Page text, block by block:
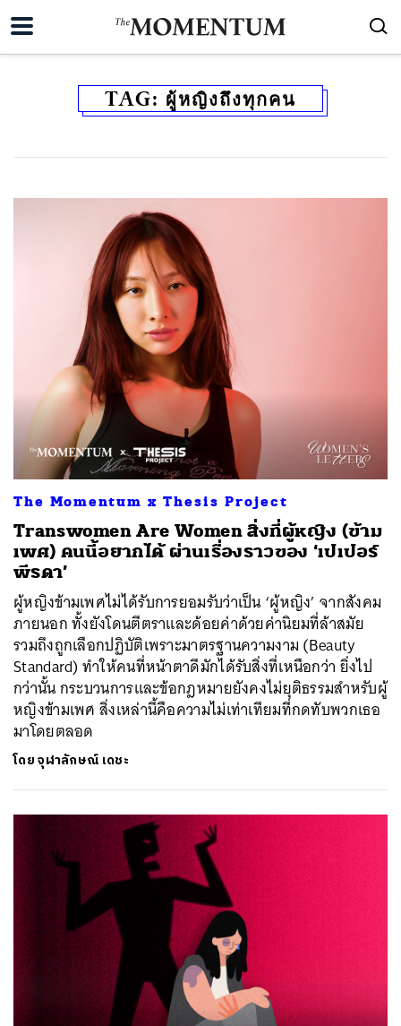
TAG: ผู้หญิงถึงทุกคน
The Momentum x Thesis Project
Transwomen Are Women สิ่งที่ผู้หญิง (ข้าม
เพศ) คนนี้อยากได้ ผ่านเรื่องราวของ ‘เปเปอร์
พีรดา’
ผู้หญิงข้ามเพศไม่ได้รับการยอมรับว่าเป็น ‘ผู้หญิง’ จากสังคม
ภายนอก ทั้งยังโดนตีตราและด้อยค่าด้วยค่านิยมที่ล้าสมัย
รวมถึงถูกเลือกปฏิบัติเพราะมาตรฐานความงาม (Beauty
Standard) ทำให้คนที่หน้าตาดีมักได้รับสิ่งที่เหนือกว่า ยิ่งไป
กว่านั้น กระบวนการและข้อกฎหมายยังคงไม่ยุติธรรมสำหรับผู้
หญิงข้ามเพศ สิ่งเหล่านี้คือความไม่เท่าเทียมที่กดทับพวกเธอ
มาโดยตลอด
โดยจุฬาลักษณ์ เดชะ
ค้นหา